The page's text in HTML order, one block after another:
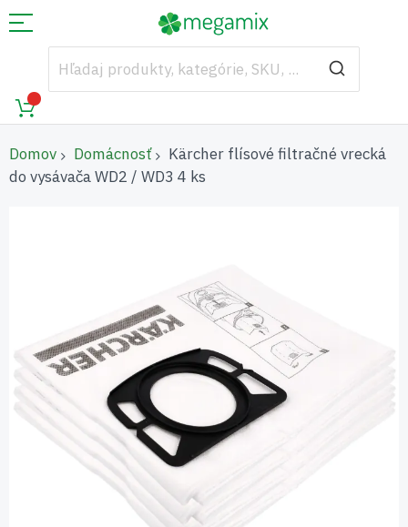
Domov Domácnosť
Kärcher flísové filtračné vrecká
do vysávača WD2 / WD3 4 ks